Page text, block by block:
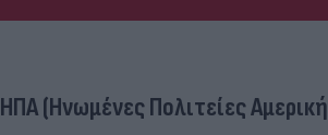
ΗΠΑ (Ηνωμένες Πολιτείες